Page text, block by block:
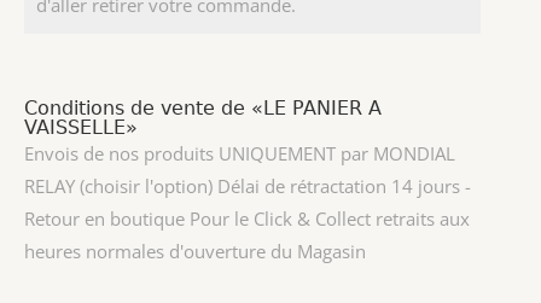
d'aller retirer votre commande.
Conditions de vente de «LE PANIER A
VAISSELLE»
Envois de nos produits UNIQUEMENT par MONDIAL
RELAY (choisir l'option) Délai de rétractation 14 jours -
Retour en boutique Pour le Click & Collect retraits aux
heures normales d'ouverture du Magasin